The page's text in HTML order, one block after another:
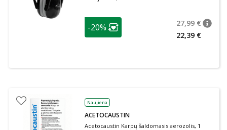
patarimas
Lojalumo klubo narių nuolaida
-20% 27,99 €
22,39 €
Naujiena
ACETOCAUSTIN
Acetocaustin Karpų šaldomasis aerozolis, 1